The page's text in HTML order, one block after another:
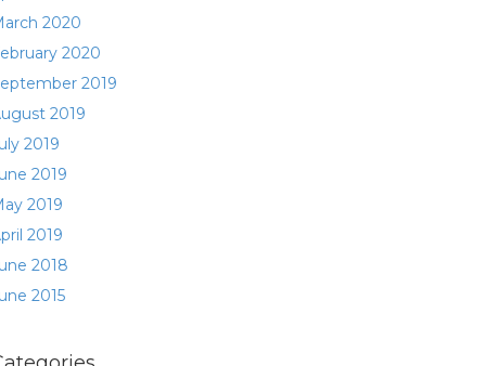
2020
2020
2019
2019
2019
2019
2019
2019
2018
2015